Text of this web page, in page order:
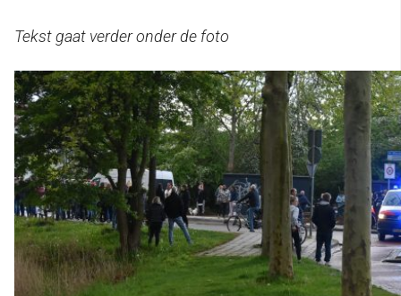
Tekst gaat verder onder de foto